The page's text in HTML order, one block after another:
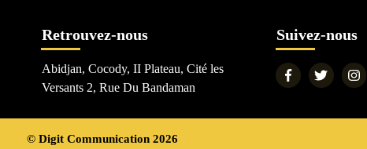
Retrouvez-nous
Abidjan, Cocody, II Plateau, Cité les
Versants 2, Rue Du Bandaman
Suivez-nous
© Digit Communication 2026